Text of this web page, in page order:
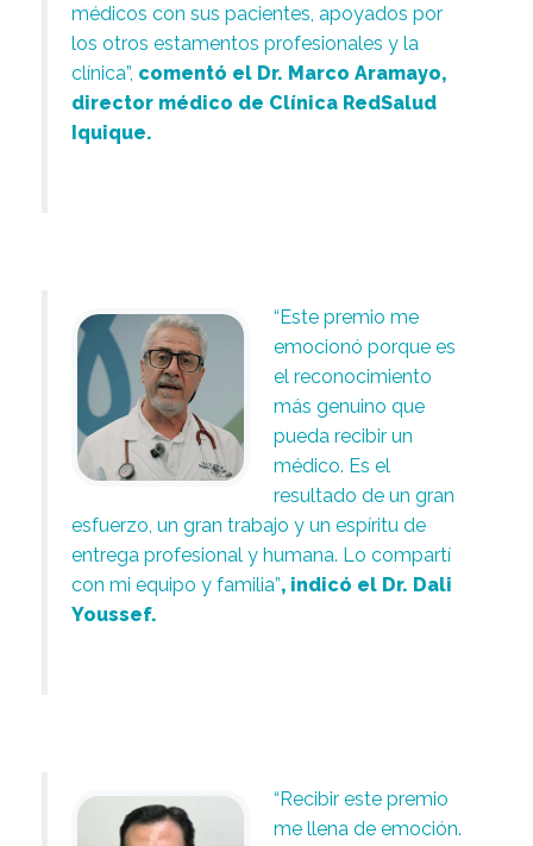
médicos con sus pacientes, apoyados por
los otros estamentos profesionales y la
clínica”, comentó el Dr. Marco Aramayo,
director médico de Clínica RedSalud
Iquique.
“Este premio me
emocionó porque es
el reconocimiento
más genuino que
pueda recibir un
médico. Es el
resultado de un gran
esfuerzo, un gran trabajo y un espíritu de
entrega profesional y humana. Lo compartí
con mi equipo y familia”, indicó el Dr. Dali
Youssef.
“Recibir este premio
me llena de emoción.